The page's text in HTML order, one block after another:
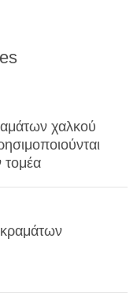
χαλκού